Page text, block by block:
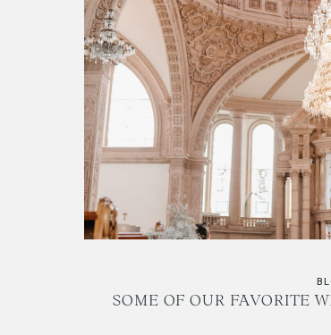
SOME OF OUR FAVORITE